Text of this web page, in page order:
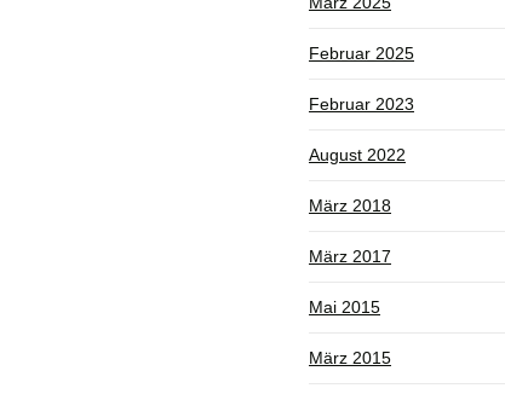
Februar 2025
Februar 2023
August 2022
März 2018
März 2017
Mai 2015
März 2015